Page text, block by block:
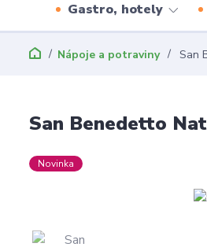
Gastro, hotely
Nápoje a potraviny San
San Benedetto
Novinka